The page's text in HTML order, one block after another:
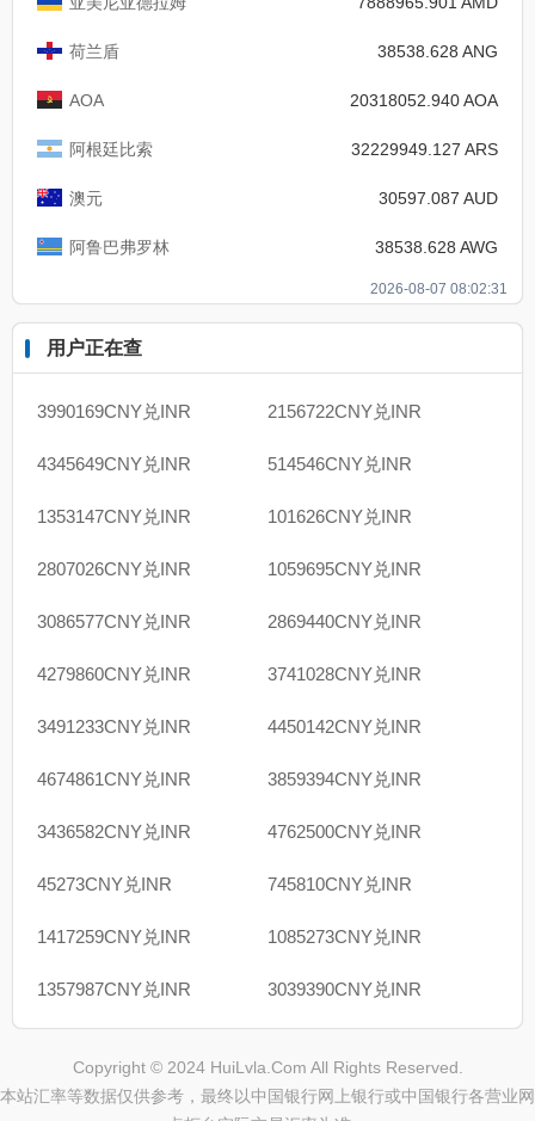
荷兰盾 38538.628 ANG
AOA 20318052.940 AOA
阿根廷比索 32229949.127 ARS
澳元 30597.087 AUD
阿鲁巴弗罗林 38538.628 AWG
2026-08-07 08:02:31
用户正在查
3990169CNY兑INR 2156722CNY兑INR
4345649CNY兑INR 514546CNY兑INR
1353147CNY兑INR 101626CNY兑INR
2807026CNY兑INR 1059695CNY兑INR
3086577CNY兑INR 2869440CNY兑INR
4279860CNY兑INR 3741028CNY兑INR
3491233CNY兑INR 4450142CNY兑INR
4674861CNY兑INR 3859394CNY兑INR
3436582CNY兑INR 4762500CNY兑INR
45273CNY兑INR 745810CNY兑INR
1417259CNY兑INR 1085273CNY兑INR
1357987CNY兑INR 3039390CNY兑INR
Copyright © 2024 HuiLvla.Com All Rights Reserved.
本站汇率等数据仅供参考，最终以中国银行网上银行或中国银行各营业网